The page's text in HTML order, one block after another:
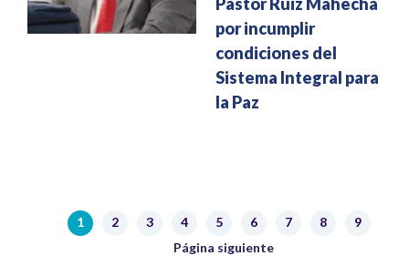
por incumplir
condiciones del
Sistema Integral para
la Paz
PaginaciónPágina actual
1 Página
2 Página
3 Página
4 Página
5 Página
6 Página
7 Página
8 Página
9
Siguiente página
Página siguiente